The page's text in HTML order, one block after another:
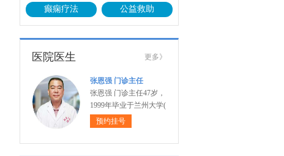
癫痫疗法
公益救助
医院医生 更多》
张恩强 门诊主任
张恩强 门诊主任47岁，
1999年毕业于兰州大学(
预约挂号